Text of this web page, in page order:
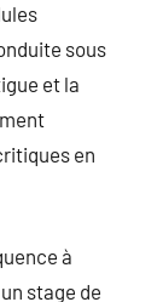
sous
et la
en
à
stage de